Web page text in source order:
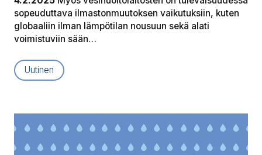
sopeuduttava ilmastonmuutoksen vaikutuksiin, kuten
globaaliin ilman lämpötilan nousuun sekä alati
voimistuviin sään…
Uutinen